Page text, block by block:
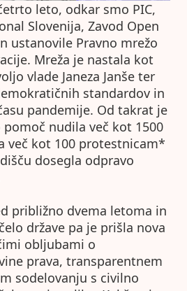
leto, odkar smo PIC,
Slovenija, Zavod Open
ustanovile Pravno mrežo
Mreža je nastala kot
vlade Janeza Janše ter
standardov in
pandemije. Od takrat je
nudila več kot 1500
več kot 100 protestnicam*
dosegla odpravo
približno dvema letoma in
države pa je prišla nova
obljubami o
prava, transparentnem
sodelovanju s civilno